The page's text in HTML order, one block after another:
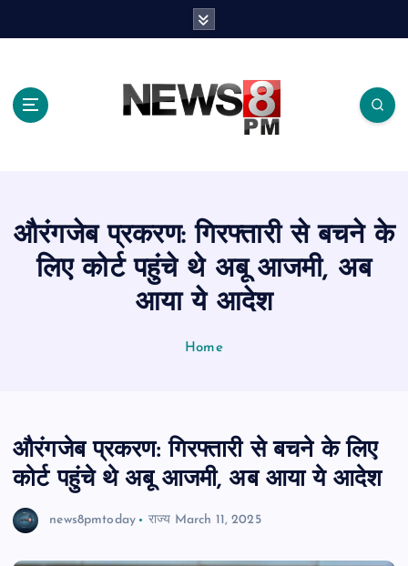
औरंगजेब प्रकरण: गिरफ्तारी से बचने के
लिए कोर्ट पहुंचे थे अबू आजमी, अब
आया ये आदेश
Home
औरंगजेब प्रकरण: गिरफ्तारी से बचने के लिए
कोर्ट पहुंचे थे अबू आजमी, अब आया ये आदेश
news8pmtoday राज्य March 11, 2025